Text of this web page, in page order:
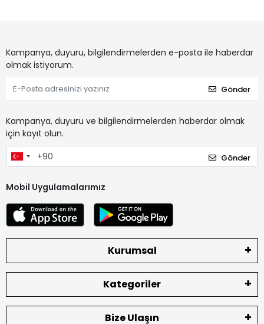
Kampanya, duyuru, bilgilendirmelerden e-posta ile haberdar
olmak istiyorum.
Gönder
Kampanya, duyuru ve bilgilendirmelerden haberdar olmak
için kayıt olun.
Gönder
Mobil Uygulamalarımız
Kurumsal
Kategoriler
Bize Ulaşın